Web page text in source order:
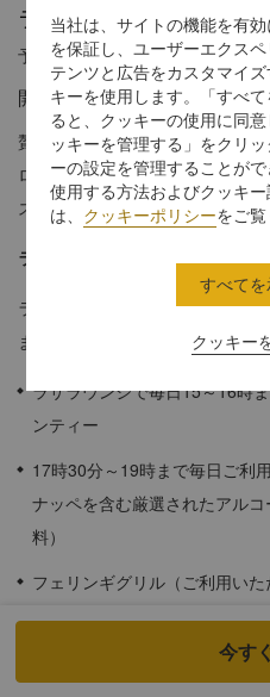
ラサウィング ラサジュニ
予約受付窓口の電話番号 1 866
開放感溢れるゲストルーム
贅沢な広さと洗練された豪華な
ロアプランのラサウィングラサ
スした休暇をお楽しみいただけ
ラサウィング詳細
ラサウィングのゲストルームで
ます。
ラサラウンジで毎日15～16時
ンティー
17時30分～19時まで毎日ご利
ナッペを含む厳選されたアル
料）
フェリンギグリル（ご利用い
はスパイスマーケットカフェ
ラサウィングのプールのご利
今す
当社は、サイトの機能を有
を保証し、ユーザーエクス
テンツと広告をカスタマイ
キーを使用します。「すべ
ると、クッキーの使用に同
ッキーを管理する」をクリ
ーの設定を管理することが
使用する方法およびクッキ
は、 クッキーポリシーをご覧
クッキー
すべてを